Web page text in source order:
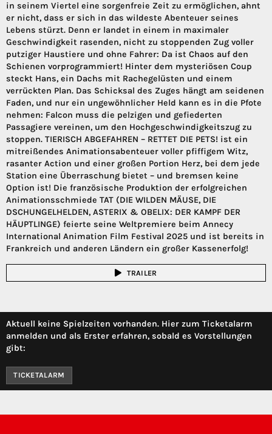
in seinem Viertel eine sorgenfreie Zeit zu ermöglichen, ahnt
er nicht, dass er sich in das wildeste Abenteuer seines
Lebens stürzt. Denn er landet in einem in maximaler
Geschwindigkeit rasenden, nicht zu stoppenden Zug voller
putziger Haustiere und ohne Fahrer: Da ist Chaos auf den
Schienen vorprogrammiert! Hinter dem mysteriösen Coup
steckt Hans, ein Dachs mit Rachegelüsten und einem
verrückten Plan. Das Schicksal des Zuges hängt am seidenen
Faden, und nur ein ungewöhnlicher Held kann es in die Pfote
nehmen: Falcon muss die pelzigen und gefiederten
Passagiere vereinen, um den Hochgeschwindigkeitszug zu
stoppen. TIERISCH ABGEFAHREN – RETTET DIE PETS! ist ein
mitreißendes Animationsabenteuer voller pfiffigem Witz,
rasanter Action und einer großen Portion Herz, bei dem jede
Station eine Überraschung bietet – und bremsen keine
Option ist! Die französische Produktion der erfolgreichen
Animationsschmiede TAT (DIE WILDEN MÄUSE, DIE
DSCHUNGELHELDEN, ASTERIX & OBELIX: DER KAMPF DER
HÄUPTLINGE) feierte seine Weltpremiere beim Annecy
International Animation Film Festival 2025 und ist bereits in
Frankreich und anderen Ländern ein großer Kassenerfolg!
TRAILER
Aktuell keine Spielzeiten vorhanden. Hier zum Ticketalarm
anmelden und als Erster erfahren, sobald es Vorstellungen
gibt:
TICKETALARM